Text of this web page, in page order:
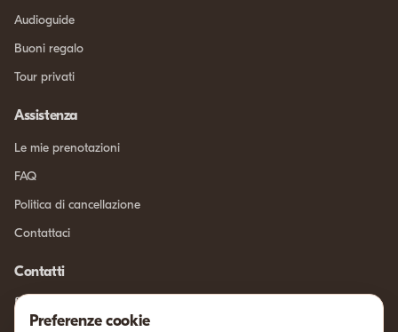
Audioguide
Buoni regalo
Tour privati
Assistenza
Le mie prenotazioni
FAQ
Politica di cancellazione
Contattaci
Contatti
Preferenze cookie